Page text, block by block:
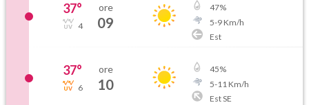
37°
4
ore
09
47%
5-9Km/h
Est
37°
6
ore
10
45%
5-11 Km/h
Est SE